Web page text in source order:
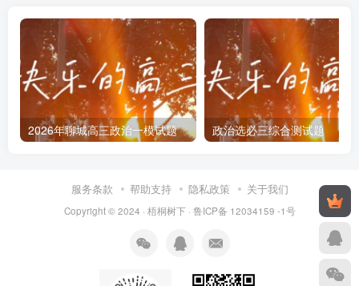
村民也可参与文物保护利用工作，实现村民及其房屋与古遗
址公园的融合共生，村民不必搬迁。
乙方：一处古遗址就是这个地区物质文化历史的数据
库，是中华文明基因库的重要 组成部分。只要村民留在公园
里，就容易造成遗址被破坏，对当地村民进行搬迁，该处古
结合材料，运用唯物辩证法的相关知识，说明甲方不赞
2026年聊城高三政治一模试题 政治选必三综合测试题
服务条款 帮助支持 隐私政策 关于我们
Copyright © 2024 · 梧桐树下· 鲁ICP备 12034159 -1号